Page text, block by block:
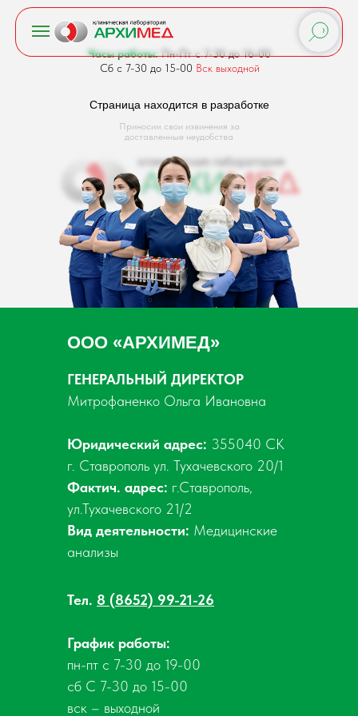
Часы работы:Пн-Пт с 7-30 до 16-00
Сб с 7-30 до 15-00 Вск выходной
Страница находится в разработке
Приносим свои извинения за
доставленные неудобства
ГЕНЕРАЛЬНЫЙ ДИРЕКТОР
Митрофаненко Ольга Ивановна
Юридический адрес: 355040 СК
г. Ставрополь ул. Тухачевского 20/1
Фактич. адрес: г.Ставрополь,
ул.Тухачевского 21/2
Вид деятельности: Медицинские
анализы
Тел. 8 (8652) 99-21-26
График работы:
пн-пт с 7-30 до 19-00
сб С 7-30 до 15-00
вск – выходной
ООО «АРХИМЕД»